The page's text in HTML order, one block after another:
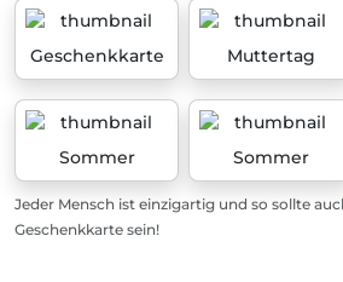
Geschenkkarte Muttertag
Sommer Sommer
Jeder Mensch ist einzigartig und so sollte
Geschenkkarte sein!